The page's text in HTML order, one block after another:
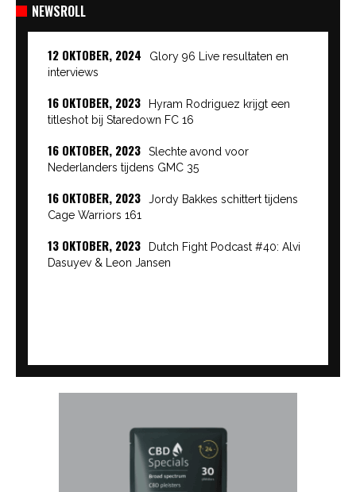
NEWSROLL
12 OKTOBER, 2024
Glory 96 Live resultaten en
interviews
16 OKTOBER, 2023
Hyram Rodriguez krijgt een
titleshot bij Staredown FC 16
16 OKTOBER, 2023
Slechte avond voor
Nederlanders tijdens GMC 35
16 OKTOBER, 2023
Jordy Bakkes schittert tijdens
Cage Warriors 161
13 OKTOBER, 2023
Dutch Fight Podcast #40: Alvi
Dasuyev & Leon Jansen